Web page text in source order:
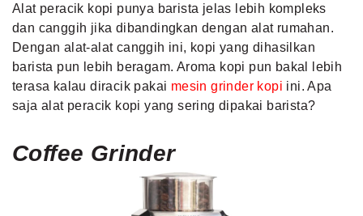
Alat peracik kopi punya barista jelas lebih kompleks
dan canggih jika dibandingkan dengan alat rumahan.
Dengan alat-alat canggih ini, kopi yang dihasilkan
barista pun lebih beragam. Aroma kopi pun bakal lebih
terasa kalau diracik pakai mesin grinder kopi ini. Apa
saja alat peracik kopi yang sering dipakai barista?
Coffee Grinder